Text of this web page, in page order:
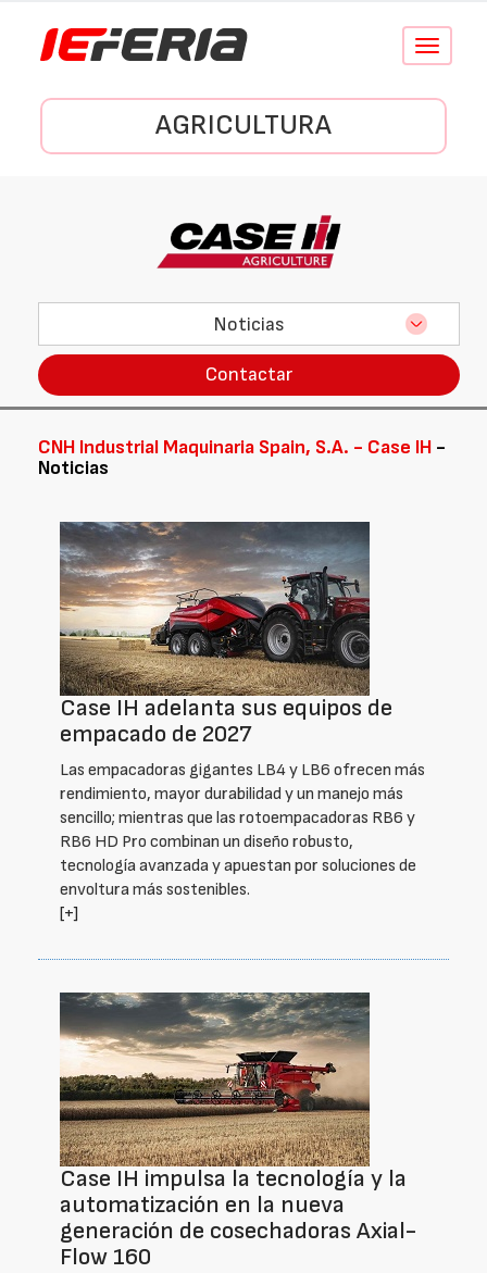
Conmutar
AGRICULTURA
Noticias
Contactar
CNH Industrial Maquinaria Spain, S.A. - Case IH -
Noticias
Case IH adelanta sus equipos de
empacado de 2027
Las empacadoras gigantes LB4 y LB6 ofrecen más
rendimiento, mayor durabilidad y un manejo más
sencillo; mientras que las rotoempacadoras RB6 y
RB6 HD Pro combinan un diseño robusto,
tecnología avanzada y apuestan por soluciones de
envoltura más sostenibles.
[+]
Case IH impulsa la tecnología y la
automatización en la nueva
generación de cosechadoras Axial-
Flow 160